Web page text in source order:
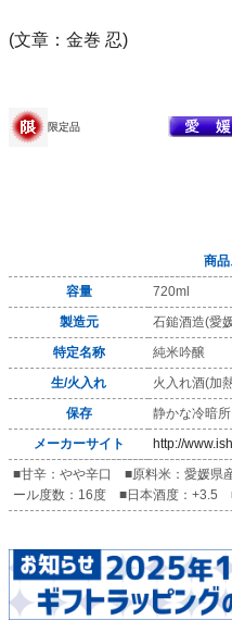
(文章：金巻 忍)
限定品
商
容量
720ml
製造元
石鎚酒造(愛
特定名称
純米吟醸
生/火入れ
火入れ酒(加
保存
静かな冷暗所
メーカーサイト
http://
■甘辛：やや辛口 ■原料米：愛媛
ール度数：16度 ■日本酒度：+3.5